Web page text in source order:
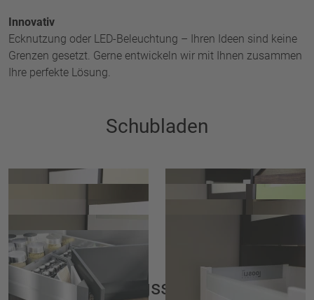
Innovativ
Ecknutzung oder LED-Beleuchtung – Ihren Ideen sind keine
Grenzen gesetzt. Gerne entwickeln wir mit Ihnen zusammen
Ihre perfekte Lösung.
Schubladen
Innenschublade Farbe nach Wahl
Innenschublade Echtholz
Innenschublade schwarz mit Glas
Innenschublade weiss mit Glas
Ecknutzungssystem
Öffnungssysteme